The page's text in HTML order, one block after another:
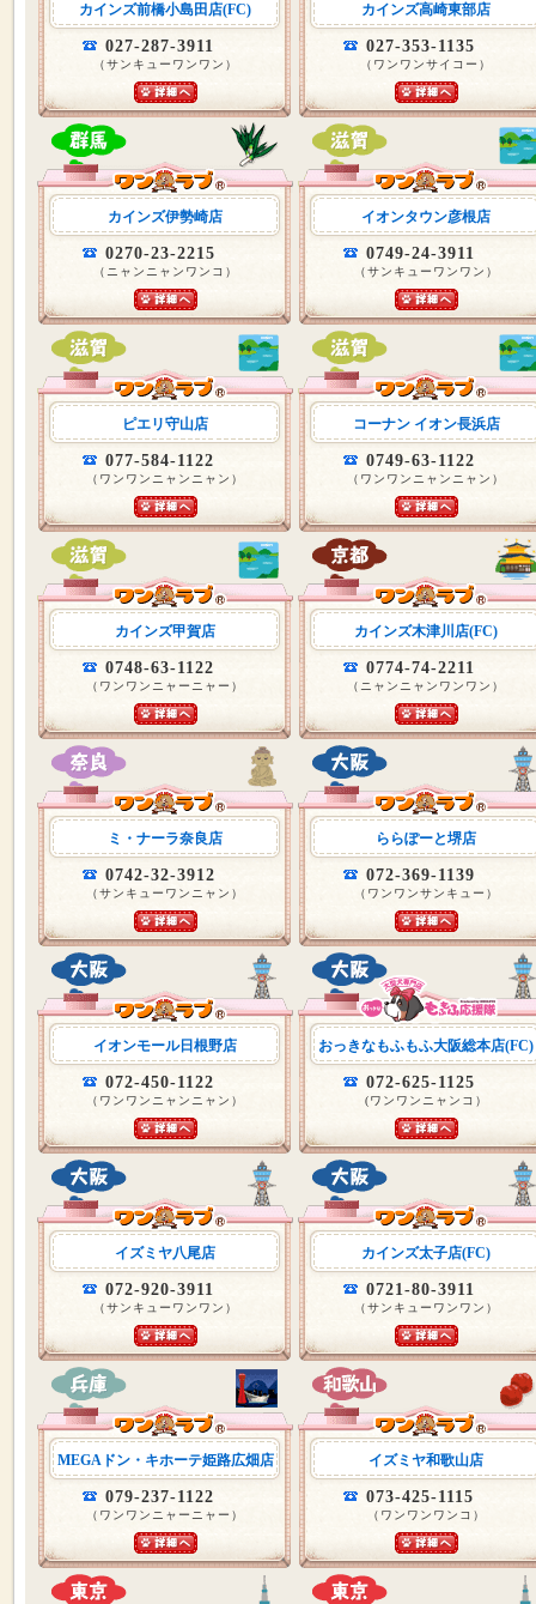
カインズ前橋小島田店(FC)
027-287-3911
（サンキューワンワン）
カインズ高崎東部店
027-353-1135
（ワンワンサイコー）
カインズ伊勢崎店
0270-23-2215
（ニャンニャンワンコ）
イオンタウン彦根店
0749-24-3911
（サンキューワンワン）
ピエリ守山店
077-584-1122
（ワンワンニャンニャン）
コーナン イオン長浜店
0749-63-1122
（ワンワンニャンニャン）
カインズ甲賀店
0748-63-1122
（ワンワンニャーニャー）
カインズ木津川店(FC)
0774-74-2211
（ニャンニャンワンワン）
ミ・ナーラ奈良店
0742-32-3912
（サンキューワンニャン）
ららぽーと堺店
072-369-1139
（ワンワンサンキュー）
イオンモール日根野店
072-450-1122
（ワンワンニャンニャン）
おっきなもふもふ大阪総本店(FC)
072-625-1125
(ワンワンニャンコ）
イズミヤ八尾店
072-920-3911
（サンキューワンワン）
カインズ太子店(FC)
0721-80-3911
（サンキューワンワン）
MEGAドン・キホーテ姫路広畑店
079-237-1122
（ワンワンニャーニャー）
イズミヤ和歌山店
073-425-1115
（ワンワンワンコ）